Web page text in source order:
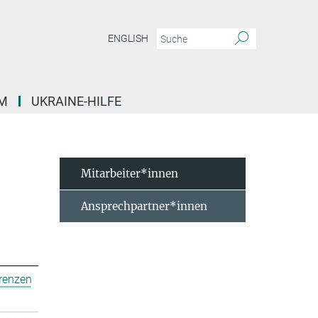
ENGLISH
UKRAINE-HILFE
Mitarbeiter*innen
Ansprechpartner*innen